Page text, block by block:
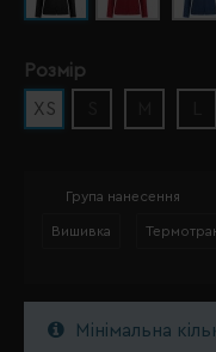
Розмір
XS
Група нанесення
Вишивка
Мінімальна